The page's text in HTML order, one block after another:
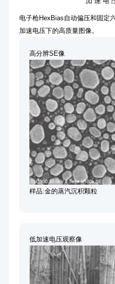
电子枪HexBias自动偏压和固定
加速电压下的高质量图像。
高分辨SE像
样品:金的蒸汽沉积颗粒
低加速电压观察像